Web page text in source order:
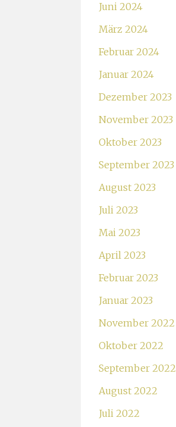
Juni 2024
März 2024
Februar 2024
Januar 2024
Dezember 2023
November 2023
Oktober 2023
September 2023
August 2023
Juli 2023
Mai 2023
April 2023
Februar 2023
Januar 2023
November 2022
Oktober 2022
September 2022
August 2022
Juli 2022